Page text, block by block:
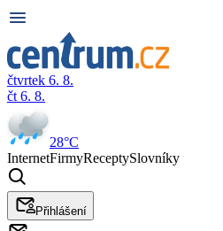
čtvrtek 6. 8.
čt 6. 8.
28°C
InternetFirmyReceptySlovníky
Přihlášení